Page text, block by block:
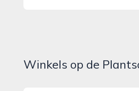
Winkels op de